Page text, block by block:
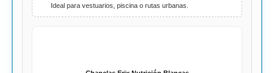
Ideal para vestuarios, piscina o rutas urbanas.